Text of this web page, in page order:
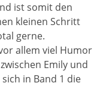
ist somit den
kleinen Schritt
gerne.
allem viel Humor
Emily und
in Band 1 die